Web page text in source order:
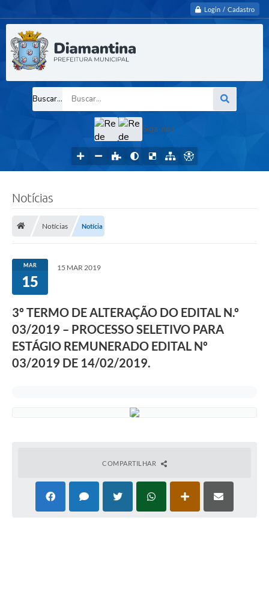
Login / Cadastro
Buscar...
Siga-nos
Notícias
Notícias Notícia
MAR
15
15 MAR 2019
3º TERMO DE ALTERAÇÃO DO EDITAL N.º
03/2019 – PROCESSO SELETIVO PARA
ESTÁGIO REMUNERADO EDITAL Nº
03/2019 DE 14/02/2019.
COMPARTILHAR